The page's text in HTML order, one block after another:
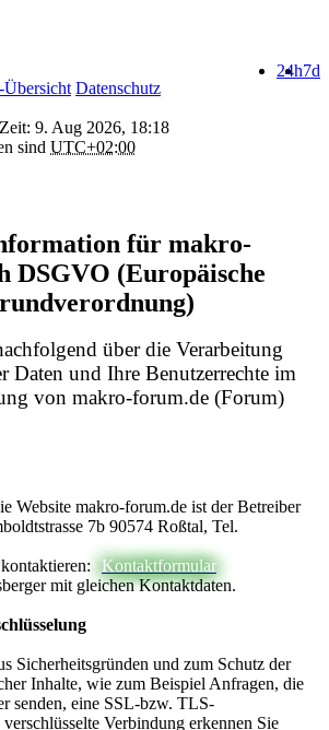
7d
24h
Übersicht Datenschutz
9. Aug 2026, 18:18
sind UTC+02:00
für makro-
DSGVO (Europäische
über die Verarbeitung
Daten und Ihre Benutzerrechte im
von makro-forum.de (Forum)
Website makro-forum.de ist der Betreiber
7b 90574 Roßtal, Tel.
Kontaktformular
mit gleichen Kontaktdaten.
Sicherheitsgründen und zum Schutz der
Inhalte, wie zum Beispiel Anfragen, die
senden, eine SSL-bzw. TLS-
Verbindung erkennen Sie